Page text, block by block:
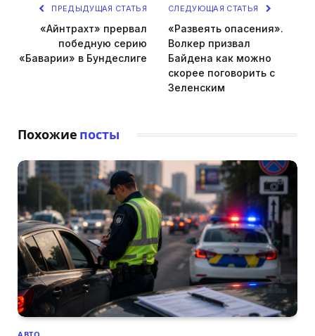
ПРЕДЫДУЩАЯ СТАТЬЯ
«Айнтрахт» прервал
победную серию
«Баварии» в Бундеслиге
СЛЕДУЮЩАЯ СТАТЬЯ
«Развеять опасения».
Волкер призвал
Байдена как можно
скорее поговорить с
Зеленским
Похожие посты